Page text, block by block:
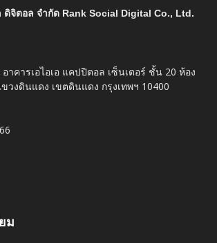
ดิจิตอล จำกัด Rank Social Digital Co., Ltd.
อาคารเอไอเอ แคปปิตอล เซ็นเตอร์ ชั้น 20 ห้อง
วงดินแดง เขตดินแดง กรุงเทพฯ 10400
ม